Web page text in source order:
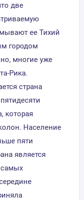
две
ее Тихий
городом
многие уже
Рика.
страна
которая
Население
пяти
является
самых